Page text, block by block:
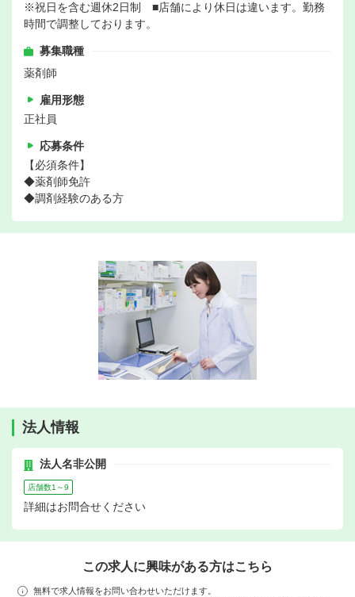
※祝日を含む週休2日制 ■店舗により休日は違います。勤務
時間で調整しております。
募集職種
薬剤師
雇用形態
正社員
応募条件
【必須条件】
◆薬剤師免許
◆調剤経験のある方
法人情報
法人名非公開
店舗数1～9
詳細はお問合せください
この求人に興味がある方はこちら
無料で求人情報をお問い合わせいただけます。